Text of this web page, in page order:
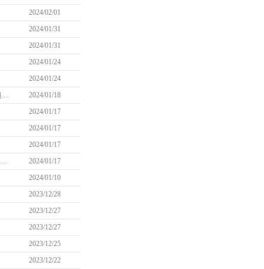
2024/02/01
2024/01/31
2024/01/31
2024/01/24
2024/01/24
【更新】一部カバン用のポーチがまとめて消費されてしまう問題について(1/24 14:20更新)
2024/01/18
2024/01/17
2024/01/17
2024/01/17
「ミレシアンWelcome成長パッケージ」、「ミレシアンWelcome出席チェックパッケージ」購入制限リセットのお知らせ
2024/01/17
2024/01/10
2023/12/28
2023/12/27
2023/12/27
2023/12/25
2023/12/22